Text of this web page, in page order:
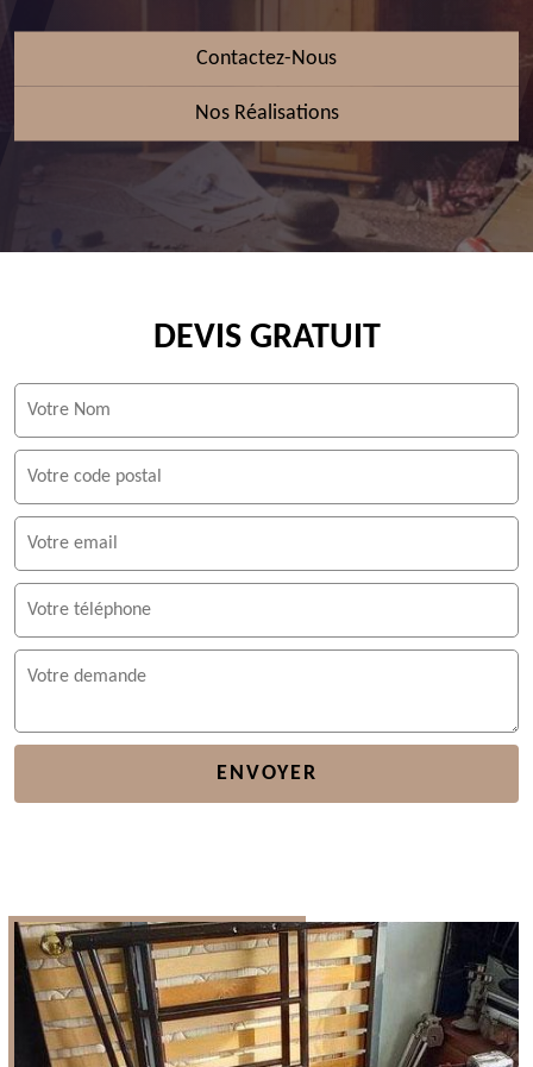
Contactez-Nous
Nos Réalisations
DEVIS GRATUIT